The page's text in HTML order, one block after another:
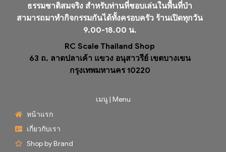
ธรรมชาติสมจริง สำหรับท่านที่ชอบเล่นในพื้นที่ป่า
สามารถมาทำกิจกรรมกันได้ทั้งครอบครัว ร้านเปิดทุกวัน
9.00-18.00 น.
RC Scale Thailand Shop
63 ถ. ลาดปลาเค้า แขวง อนุสาวรีย์ เขตบางเขน
กรุงเทพมหานคร 10220
เมนู | Menu
หน้าแรก
เกี่ยวกับเรา
Shop by Brand